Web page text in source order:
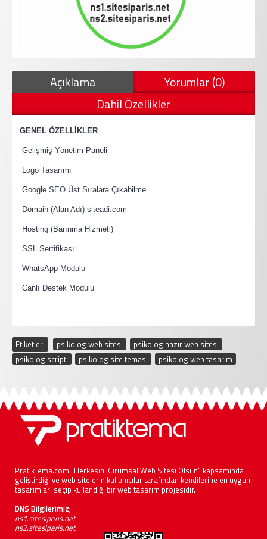
Açıklama
Yorumlar (0)
Dahil Özellikler
GENEL ÖZELLİKLER
Gelişmiş Yönetim Paneli
Logo Tasarımı
Google SEO Üst Sıralara Çıkabilme
Domain (Alan Adı) siteadi.com
Hosting (Barınma Hizmeti)
SSL Sertifikası
WhatsApp Modulu
Canlı Destek Modulu
Etiketler: psikolog web sitesi psikolog hazır web sitesi
psikolog scripti
psikolog site teması psikolog web tasarım
PratikTema.com "Herkesin Kurumsal Web Sitesi Olsun" kapsamında
geliştirdiği ve web sitelerin kullanıcılar tarafından kendilerine en uygun
tasarımları seçip kullandığı bir web tasarım projesidir.
DNS Bilgilerimiz;
ns1.sitesiparis.net
ns2.sitesiparis.net